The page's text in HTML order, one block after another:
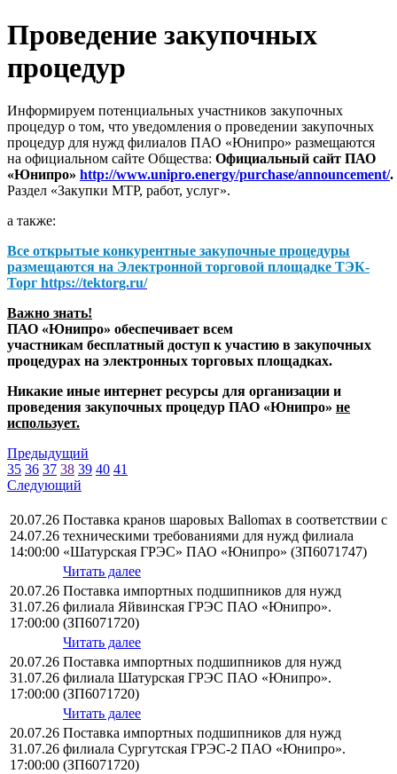
Проведение закупочных
процедур
Информируем потенциальных участников закупочных
процедур о том, что уведомления о проведении закупочных
процедур для нужд филиалов ПАО «Юнипро» размещаются
на официальном сайте Общества: Официальный сайт ПАО
«Юнипро» http://www.unipro.energy/purchase/announcement/.
Раздел «Закупки МТР, работ, услуг».
а также:
Все открытые конкурентные закупочные процедуры
размещаются на Электронной торговой площадке ТЭК-
Торг https://tektorg.ru/
Важно знать!
ПАО «Юнипро» обеспечивает всем
участникам бесплатный доступ к участию в закупочных
процедурах на электронных торговых площадках.
Никакие иные интернет ресурсы для организации и
проведения закупочных процедур ПАО «Юнипро» не
использует.
Предыдущий
35 36 37 38 39 40 41
Следующий
20.07.26
24.07.26
14:00:00
Поставка кранов шаровых Ballomax в соответствии с
техническими требованиями для нужд филиала
«Шатурская ГРЭС» ПАО «Юнипро» (ЗП6071747)
Читать далее
20.07.26
31.07.26
17:00:00
Поставка импортных подшипников для нужд
филиала Яйвинская ГРЭС ПАО «Юнипро».
(ЗП6071720)
Читать далее
20.07.26
31.07.26
17:00:00
Поставка импортных подшипников для нужд
филиала Шатурская ГРЭС ПАО «Юнипро».
(ЗП6071720)
Читать далее
20.07.26
31.07.26
17:00:00
Поставка импортных подшипников для нужд
филиала Сургутская ГРЭС-2 ПАО «Юнипро».
(ЗП6071720)